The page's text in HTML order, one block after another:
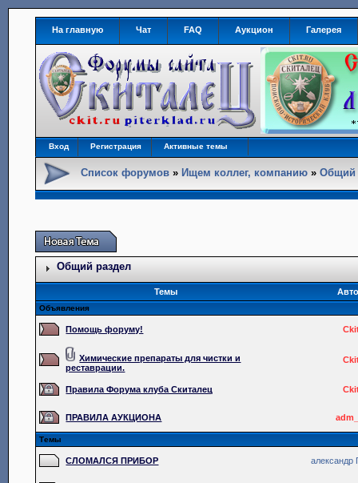
На главную Чат FAQ Аукцион Галерея
Вход Регистрация Активные темы
Список форумов » Ищем коллег, компанию »Общий
Общий раздел
Темы
Объявления
Помощь форуму!
Химические препараты для чистки и
реставрации.
Правила Форума клуба Скиталец
ПРАВИЛА АУКЦИОНА
Темы
СЛОМАЛСЯ ПРИБОР